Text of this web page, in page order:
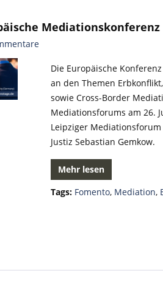
Mediationskonferenz
Die Europäische
an den Themen
sowie Cross-Border
Mediationsforums am 26.
Leipziger
Justiz Sebastian Gemkow.
Mehr lesen
Tags: Fomento, Mediation,